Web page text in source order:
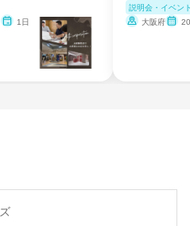
1日
説明会・イベン
大阪府